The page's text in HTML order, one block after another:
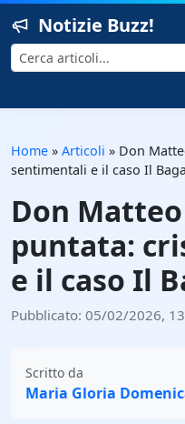
Notizie Buzz!
Cerca
Home » Articoli » Don
sentimentali e il caso Il
Don
puntata:
e il caso Il
Pubblicato: 05/02/2026,
Scritto da
Maria Gloria